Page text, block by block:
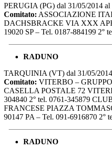
PERUGIA (PG) dal 31/05/2014 al
Comitato: ASSOCIAZIONE
DACHSBRACKE VIA XXX
19020 SP – Tel. 0187-884199 2°
RADUNO
TARQUINIA (VT) dal 31/05/
Comitato: VITERBO –
CASELLA POSTALE 72
304840 2° tel. 0761-345879
FRANCESE PIAZZA
90147 PA – Tel. 091-6916870 2°
RADUNO